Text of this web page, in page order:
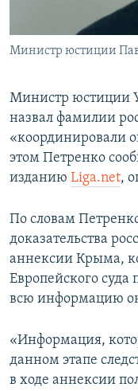
УКРАИНСКАЯ
Министр юстиции
Министр юстиции
назвал фамилии
«координировали
этом Петренко
изданию Liga.net,
По словам
доказательства
аннексии Крыма,
Европейского суда
всю информацию
«Информация,
данном этапе
в ходе аннексии